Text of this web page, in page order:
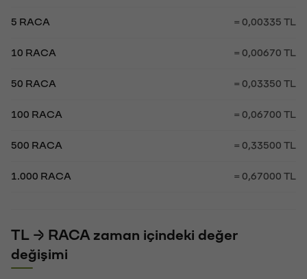
5 RACA = 0,00335 TL
10 RACA = 0,00670 TL
50 RACA = 0,03350 TL
100 RACA = 0,06700 TL
500 RACA = 0,33500 TL
1.000 RACA = 0,67000 TL
TL → RACA zaman içindeki değer
değişimi